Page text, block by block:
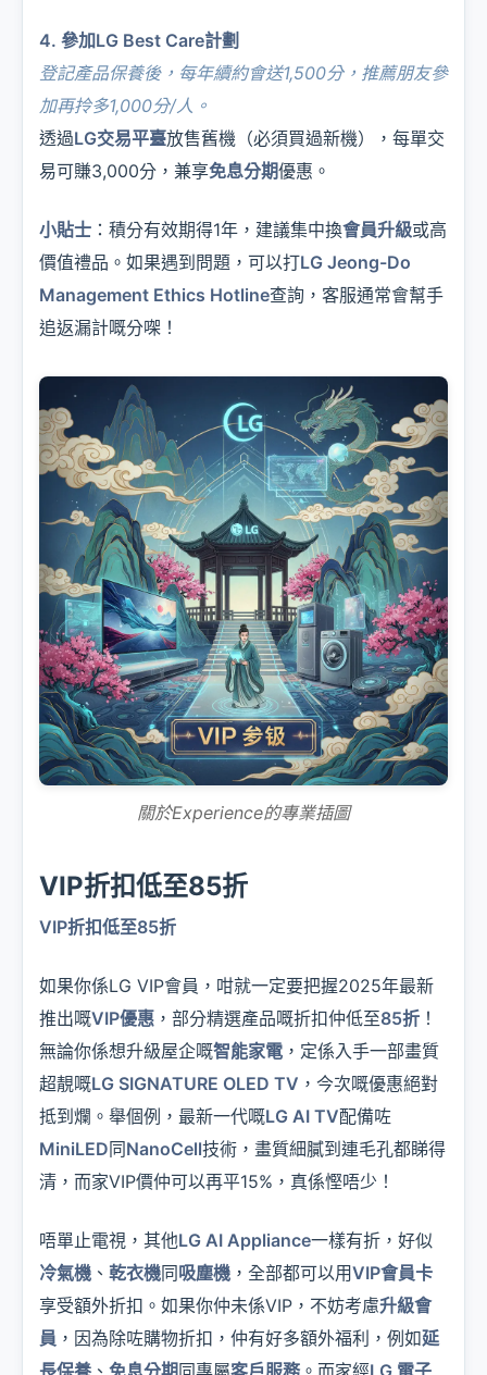
4. 參加LG Best Care計劃
登記產品保養後，每年續約會送1,500分，推薦朋友參
加再拎多1,000分/人。
透過LG交易平臺放售舊機（必須買過新機），每單交
易可賺3,000分，兼享免息分期優惠。
小貼士 ：積分有效期得1年，建議集中換會員升級或高
價值禮品。如果遇到問題，可以打LG Jeong-Do
Management Ethics Hotline查詢，客服通常會幫手
追返漏計嘅分㗎！
關於Experience的專業插圖
VIP折扣低至85折
VIP折扣低至85折
如果你係LG VIP會員，咁就一定要把握2025年最新
推出嘅VIP優惠 ，部分精選產品嘅折扣仲低至85折 ！
無論你係想升級屋企嘅智能家電 ，定係入手一部畫質
超靚嘅LG SIGNATURE OLED TV ，今次嘅優惠絕對
抵到爛。舉個例，最新一代嘅LG AI TV配備咗
MiniLED同NanoCell技術，畫質細膩到連毛孔都睇得
清，而家VIP價仲可以再平15%，真係慳唔少！
唔單止電視，其他LG AI Appliance一樣有折，好似
冷氣機 、 乾衣機同吸塵機 ，全部都可以用VIP會員卡
享受額外折扣。如果你仲未係VIP，不妨考慮升級會
員 ，因為除咗購物折扣，仲有好多額外福利，例如延
長保養 、 免息分期 同專屬客戶服務 。而家經LG 電子